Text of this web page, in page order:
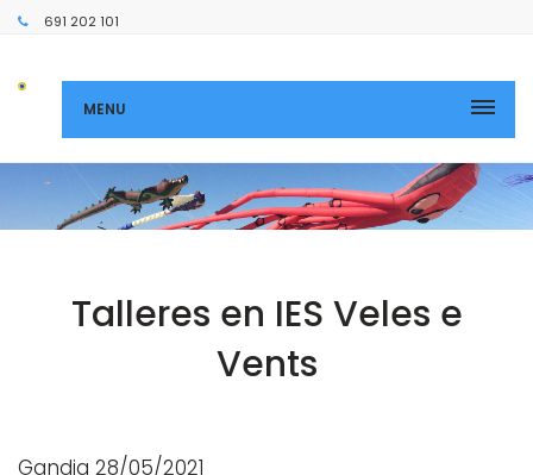
691 202 101
MENU
Talleres en IES Veles e
Vents
Gandia 28/05/2021